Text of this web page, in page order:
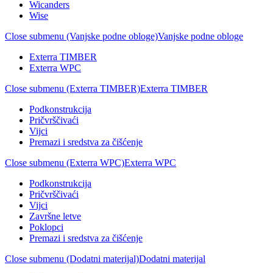
Wicanders
Wise
Close submenu (Vanjske podne obloge)Vanjske podne obloge
Exterra TIMBER
Exterra WPC
Close submenu (Exterra TIMBER)Exterra TIMBER
Podkonstrukcija
Pričvrščivaći
Vijci
Premazi i sredstva za čišćenje
Close submenu (Exterra WPC)Exterra WPC
Podkonstrukcija
Pričvrščivaći
Vijci
Završne letve
Poklopci
Premazi i sredstva za čišćenje
Close submenu (Dodatni materijal)Dodatni materijal